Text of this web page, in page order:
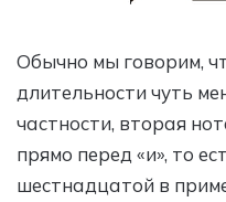
Обычно мы говорим,
длительности чуть
частности, вторая
прямо перед «и», то
шестнадцатой в